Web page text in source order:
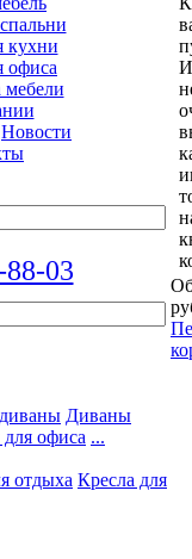
кухни
офиса
мебели
Новости
03
Диваны
офиса ...
отдыха Кресла для